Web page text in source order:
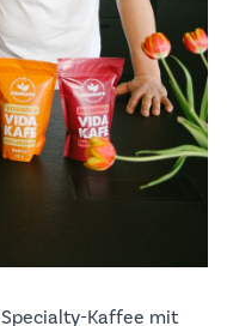
Kaffee mit